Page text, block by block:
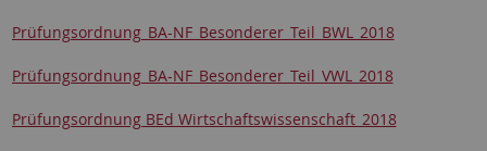
Prüfungsordnung_BA-NF_Besonderer_Teil_BWL_2018
Prüfungsordnung_BA-NF_Besonderer_Teil_VWL_2018
Prüfungsordnung BEd Wirtschaftswissenschaft_2018